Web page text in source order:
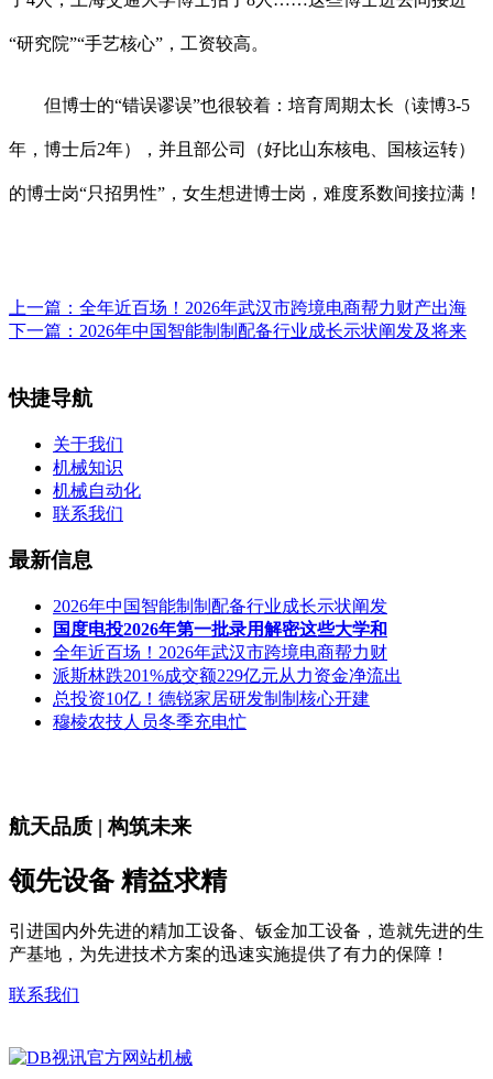
“研究院”“手艺核心”，工资较高。
但博士的“错误谬误”也很较着：培育周期太长（读博3-5
年，博士后2年），并且部公司（好比山东核电、国核运转）
的博士岗“只招男性”，女生想进博士岗，难度系数间接拉满！
上一篇： 全年近百场！2026年武汉市跨境电商帮力财产出海
下一篇： 2026年中国智能制制配备行业成长示状阐发及将来
快捷导航
关于我们
机械知识
机械自动化
联系我们
最新信息
2026年中国智能制制配备行业成长示状阐发
国度电投2026年第一批录用解密这些大学和
全年近百场！2026年武汉市跨境电商帮力财
派斯林跌201%成交额229亿元从力资金净流出
总投资10亿！德锐家居研发制制核心开建
穆棱农技人员冬季充电忙
航天品质 | 构筑未来
领先设备 精益求精
引进国内外先进的精加工设备、钣金加工设备，造就先进的生
产基地，为先进技术方案的迅速实施提供了有力的保障！
联系我们